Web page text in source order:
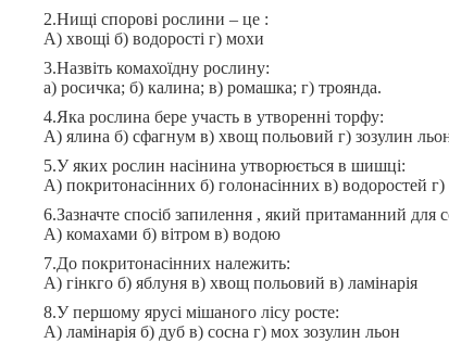
2.Нищі спорові рослини – це :
А) хвощі б) водорості г) мохи
3.Назвіть комахоїдну рослину:
а) росичка; б) калина; в) ромашка; г) троянда.
4.Яка рослина бере участь в утворенні торфу:
А) ялина б) сфагнум в) хвощ польовий г) зозулин
5.У яких рослин насінина утворюється в шишці:
А) покритонасінних б) голонасінних в) водоростей
6.Зазначте спосіб запилення , який притаманний для
А) комахами б) вітром в) водою
7.До покритонасінних належить:
А) гінкго б) яблуня в) хвощ польовий в) ламінарія
8.У першому ярусі мішаного лісу росте:
А) ламінарія б) дуб в) сосна г) мох зозулин льон